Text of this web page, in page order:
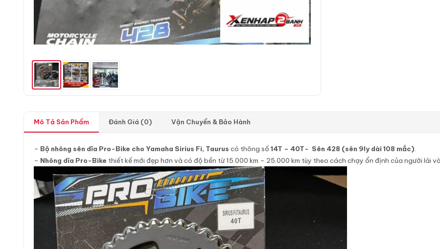
Mô Tả Sản Phẩm Đánh Giá (0) Vận Chuyển & Bảo Hành
– Bộ nhông sên dĩa Pro-Bike cho Yamaha Sirius Fi, Taurus có thông số 14T – 40T- Sên 428 (sên 9ly dài 108 mắc).
– Nhông dĩa Pro-Bike thiết kế mới đẹp hơn và có độ bền từ 15.000 km – 25.000 km tùy theo cách chạy ổn định của người lái